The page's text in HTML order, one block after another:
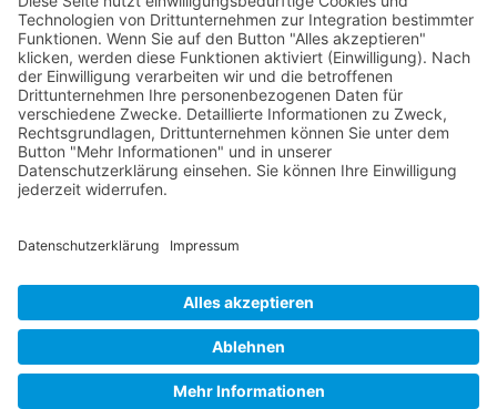
Kontakt
Postanschrift
Traumkatzen e.V.
89231 Neu-Ulm